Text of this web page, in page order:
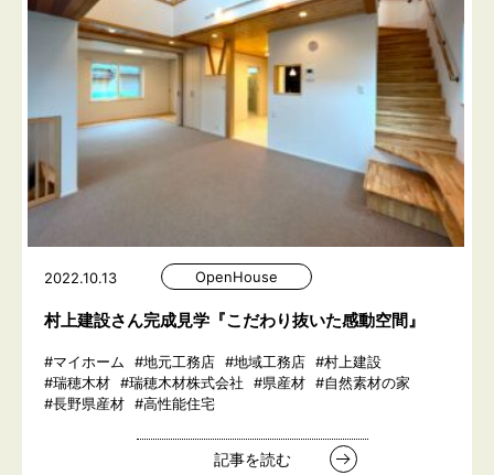
2022.10.13 OpenHouse
村上建設さん完成見学『こだわり抜いた感動空間』
#マイホーム #地元工務店 #地域工務店 #村上建設
#瑞穂木材 #瑞穂木材株式会社 #県産材 #自然素材の家
#長野県産材 #高性能住宅
記事を読む